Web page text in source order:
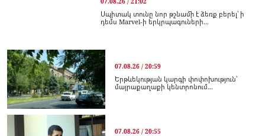
Սպիտակ տունը նոր թշնամի է ձեռք բերել՝ ի
դեմս Marvel-ի երկրպագուների...
07.08.26 / 20:59
Երթևեկության կարգի փոփոխություն՝
մայրաքաղաքի կենտրոնում...
07.08.26 / 20:55